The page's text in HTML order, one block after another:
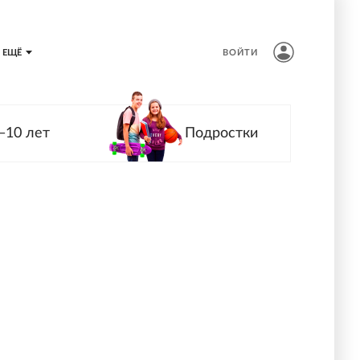
ЕЩЁ ВОЙТИ
лет Подростки